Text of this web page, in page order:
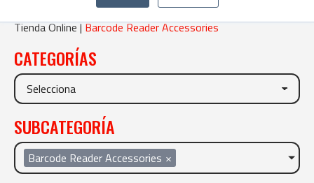
Tienda Online |Barcode Reader Accessories
CATEGORÍAS
SUBCATEGORÍA
Barcode Reader Accessories ×